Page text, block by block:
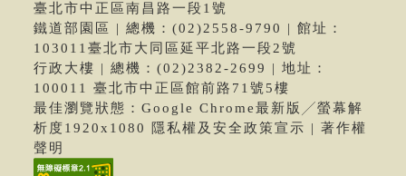
臺北市中正區南昌路一段1號
鐵道部園區 | 總機：(02)2558-9790 | 館址：
103011臺北市大同區延平北路一段2號
行政大樓 | 總機：(02)2382-2699 | 地址：
100011 臺北市中正區館前路71號5樓
最佳瀏覽狀態：Google Chrome最新版╱螢幕解
析度1920x1080 隱私權及安全政策宣示 | 著作權
聲明